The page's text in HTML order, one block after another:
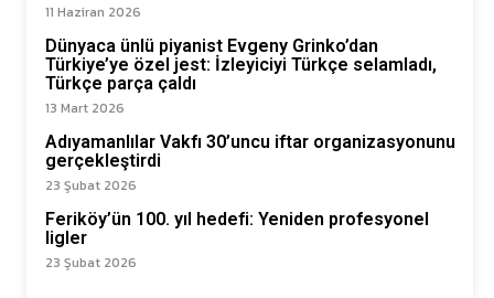
11 Haziran 2026
Dünyaca ünlü piyanist Evgeny Grinko’dan
Türkiye’ye özel jest: İzleyiciyi Türkçe selamladı,
Türkçe parça çaldı
13 Mart 2026
Adıyamanlılar Vakfı 30’uncu iftar organizasyonunu
gerçekleştirdi
23 Şubat 2026
Feriköy’ün 100. yıl hedefi: Yeniden profesyonel
ligler
23 Şubat 2026